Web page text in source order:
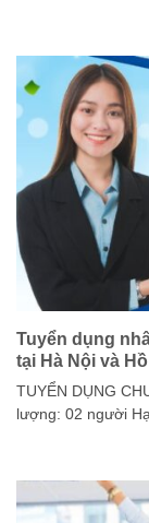
Tuyển dụng
tại Hà Nội và
TUYỂN DỤNG
lượng: 02 người